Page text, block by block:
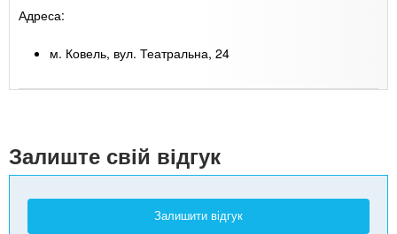
Адреса:
м. Ковель, вул. Театральна, 24
Залиште свій відгук
Залишити відгук